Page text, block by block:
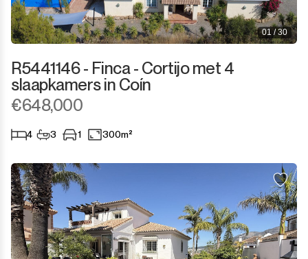
01 / 30
R5441146 - Finca - Cortijo met 4
slaapkamers in Coín
€648,000
4 3 1 300m²